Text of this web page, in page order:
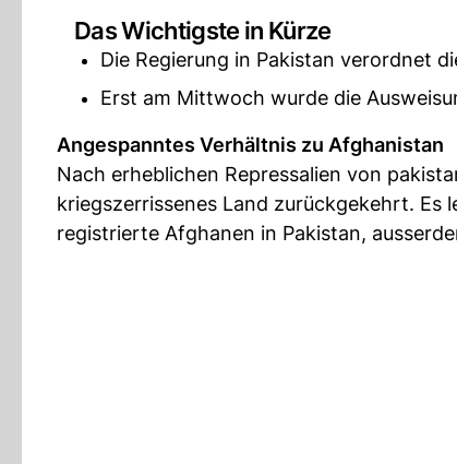
Das Wichtigste in Kürze
Die Regierung in Pakistan verordnet
Erst am Mittwoch wurde die
Angespanntes Verhältnis zu Afghanistan
Nach erheblichen Repressalien von
kriegszerrissenes Land zurückgekehrt. Es
registrierte Afghanen in Pakistan,